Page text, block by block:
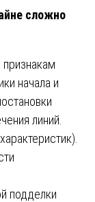
сложно
начала и
линий.
подделки